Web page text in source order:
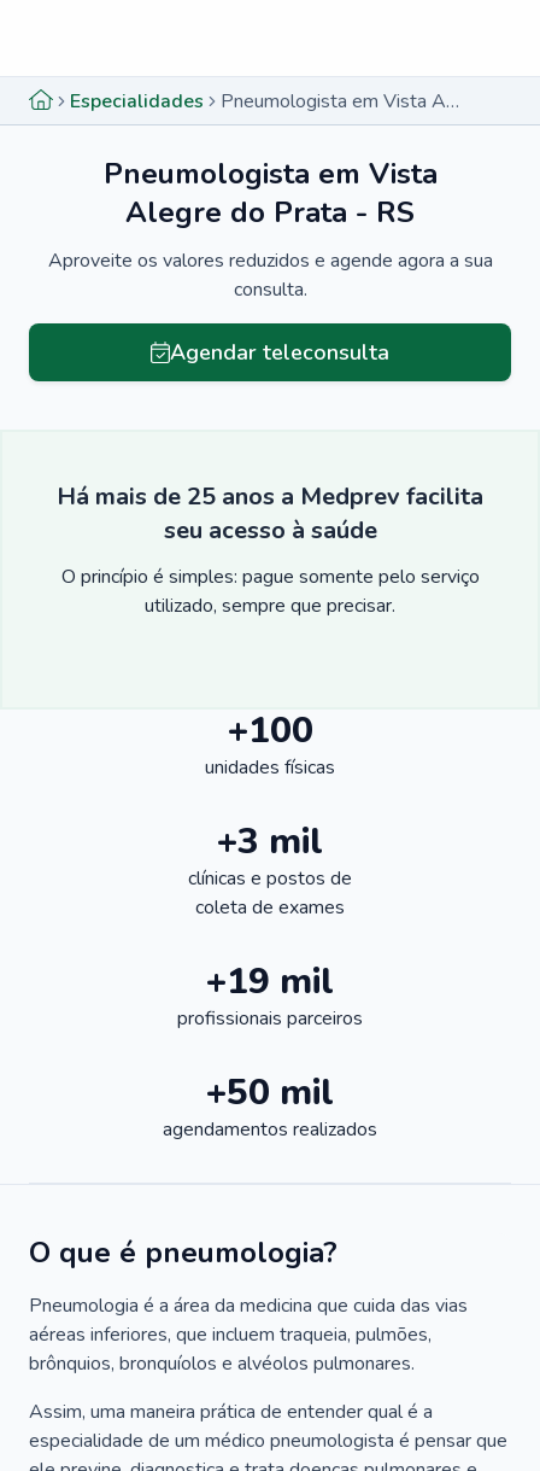
Especialidades Pneumologista em Vista Alegre do Prata - RS
Pneumologista em Vista
Alegre do Prata - RS
Aproveite os valores reduzidos e agende agora a sua
consulta.
Agendar teleconsulta
Há mais de 25 anos a Medprev facilita
seu acesso à saúde
O princípio é simples: pague somente pelo serviço
utilizado, sempre que precisar.
+100
unidades físicas
+3 mil
clínicas e postos de
coleta de exames
+19 mil
profissionais parceiros
+50 mil
agendamentos realizados
O que é pneumologia?
Pneumologia é a área da medicina que cuida das vias
aéreas inferiores, que incluem traqueia, pulmões,
brônquios, bronquíolos e alvéolos pulmonares.
Assim, uma maneira prática de entender qual é a
especialidade de um médico pneumologista é pensar que